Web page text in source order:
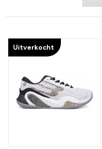
Wilson
Tweede kans padel rackets
Uitverkocht